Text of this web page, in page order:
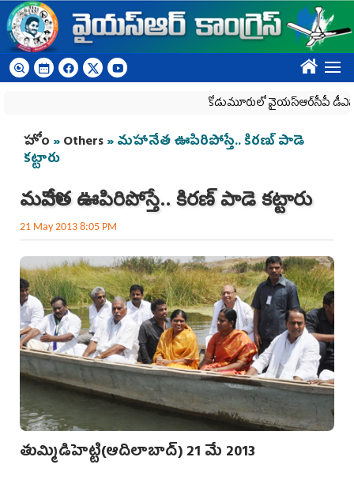
Skip to main content
????
కోడుమూరులో వైయ‌స్ఆర్‌సీపీ డీఎస్సీ రిలే
You are here
హోం »Others» మహానేత ఊపిరిపోస్తే.. కిరణ్ పాడె
కట్టారు
మహానేత ఊపిరిపోస్తే.. కిరణ్ పాడె కట్టారు
21 May 2013 8:05 PM
తుమ్మిడిహెట్టి(ఆదిలాబాద్) 21 మే 2013